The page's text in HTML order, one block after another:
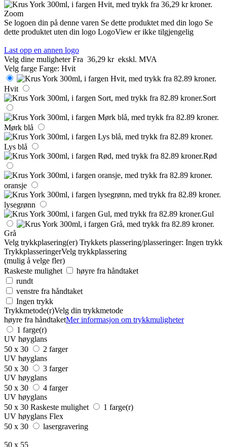
Zoom
Se logoen din på denne varen Se dette produktet med din logo Se
dette produktet uten din logo LogoView er ikke tilgjengelig
Last opp en annen logo
Velg dine muligheter Fra 36,29 kr ekskl. MVA
Velg farge Farge: Hvit
Hvit
Sort
Mørk blå
Lys blå
Rød
oransje
lysegrønn
Gul
Grå
Velg trykkplasering(er) Trykkets plassering/plasseringer: Ingen trykk
TrykkplasseringerVelg trykkplassering
(mulig å velge fler)
Raskeste mulighet
høyre fra håndtaket
rundt
venstre fra håndtaket
Ingen trykk
Trykkmetode(r)Velg din trykkmetode
høyre fra håndtaketMer informasjon om trykkmuligheter
1 farge(r)
UV høyglans
50 x 30
2 farger
UV høyglans
50 x 30
3 farger
UV høyglans
50 x 30
4 farger
UV høyglans
50 x 30 Raskeste mulighet
1 farge(r)
UV høyglans Flex
50 x 30
lasergravering
50 x 55